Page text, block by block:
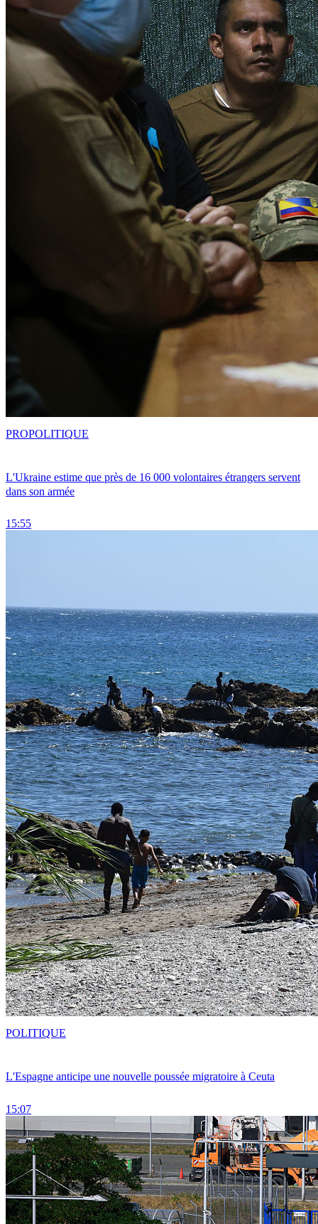
L'Ukraine estime que près de 16 000 volontaires étrangers servent
dans son armée
15:55
PROPOLITIQUE
L'Espagne anticipe une nouvelle poussée migratoire à Ceuta
15:07
POLITIQUE